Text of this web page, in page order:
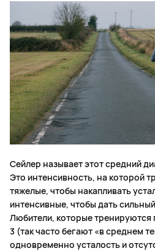
Сейлер называет этот средний
Это интенсивность, на которой
тяжелые, чтобы накапливать
интенсивные, чтобы дать
Любители, которые тренируются
3 (так часто бегают «в среднем
одновременно усталость и